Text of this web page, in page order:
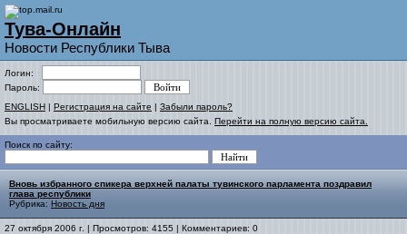
Тува-Онлайн
Новости Республики Тыва
Логин:
Пароль:
ENGLISH | Регистрация на сайте | Забыли пароль?
Вы просматриваете мобильную версию сайта. Перейти на полную версию сайта.
Поиск по сайту:
Вновь избранного спикера верхней палаты тувинского парламента поздравил
глава республики
Рубрика: Новость дня
27 октября 2006 г. | Просмотров: 4155 | Комментариев: 0